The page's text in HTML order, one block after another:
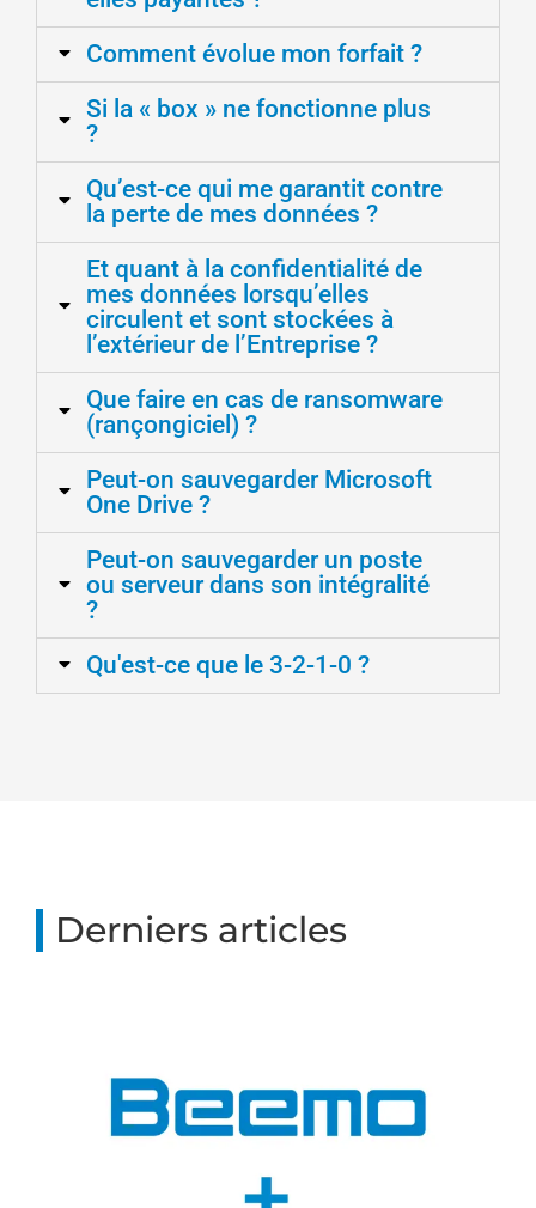
Comment évolue mon forfait ?
Si la « box » ne fonctionne plus
?
Qu’est-ce qui me garantit contre
la perte de mes données ?
Et quant à la confidentialité de
mes données lorsqu’elles
circulent et sont stockées à
l’extérieur de l’Entreprise ?
Que faire en cas de ransomware
(rançongiciel) ?
Peut-on sauvegarder Microsoft
One Drive ?
Peut-on sauvegarder un poste
ou serveur dans son intégralité
?
Qu'est-ce que le 3-2-1-0 ?
Derniers articles